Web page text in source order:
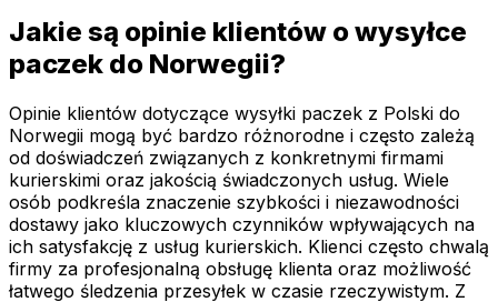
Jakie są opinie klientów o wysyłce
paczek do Norwegii?
Opinie klientów dotyczące wysyłki paczek z Polski do
Norwegii mogą być bardzo różnorodne i często zależą
od doświadczeń związanych z konkretnymi firmami
kurierskimi oraz jakością świadczonych usług. Wiele
osób podkreśla znaczenie szybkości i niezawodności
dostawy jako kluczowych czynników wpływających na
ich satysfakcję z usług kurierskich. Klienci często chwalą
firmy za profesjonalną obsługę klienta oraz możliwość
łatwego śledzenia przesyłek w czasie rzeczywistym. Z